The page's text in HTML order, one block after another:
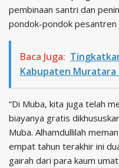
pembinaan santri dan
pondok-pondok pesantren
Baca Juga:
Kabupaten Muratara
“Di Muba, kita juga telah
biayanya gratis
Muba. Alhamdullilah
empat tahun terakhir ini
gairah dari para kaum